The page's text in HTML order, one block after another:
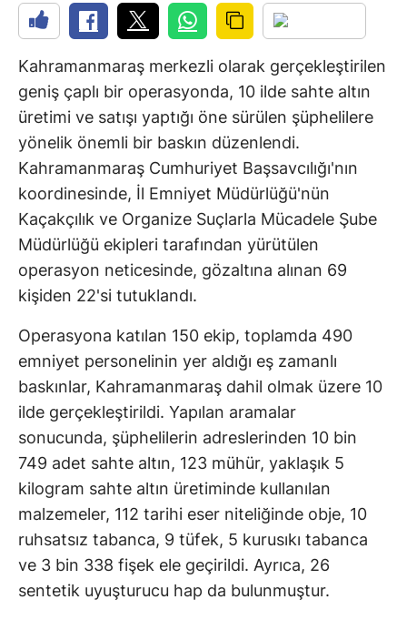
Kahramanmaraş merkezli olarak gerçekleştirilen
geniş çaplı bir operasyonda, 10 ilde sahte altın
üretimi ve satışı yaptığı öne sürülen şüphelilere
yönelik önemli bir baskın düzenlendi.
Kahramanmaraş Cumhuriyet Başsavcılığı'nın
koordinesinde, İl Emniyet Müdürlüğü'nün
Kaçakçılık ve Organize Suçlarla Mücadele Şube
Müdürlüğü ekipleri tarafından yürütülen
operasyon neticesinde, gözaltına alınan 69
kişiden 22'si tutuklandı.
Operasyona katılan 150 ekip, toplamda 490
emniyet personelinin yer aldığı eş zamanlı
baskınlar, Kahramanmaraş dahil olmak üzere 10
ilde gerçekleştirildi. Yapılan aramalar
sonucunda, şüphelilerin adreslerinden 10 bin
749 adet sahte altın, 123 mühür, yaklaşık 5
kilogram sahte altın üretiminde kullanılan
malzemeler, 112 tarihi eser niteliğinde obje, 10
ruhsatsız tabanca, 9 tüfek, 5 kurusıkı tabanca
ve 3 bin 338 fişek ele geçirildi. Ayrıca, 26
sentetik uyuşturucu hap da bulunmuştur.